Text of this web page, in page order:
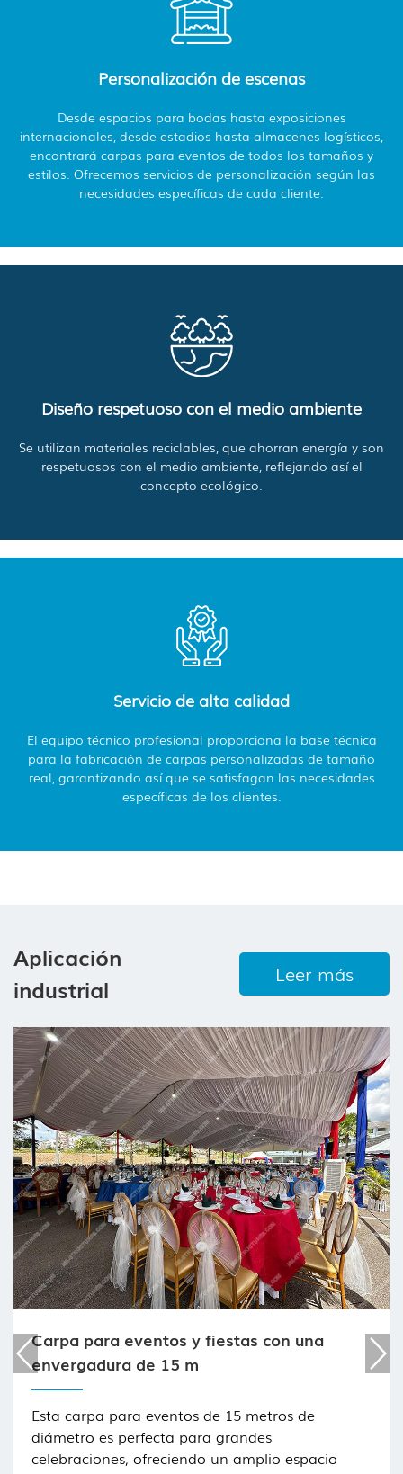
Personalización de escenas
Desde espacios para bodas hasta exposiciones
internacionales, desde estadios hasta almacenes logísticos,
encontrará carpas para eventos de todos los tamaños y
estilos. Ofrecemos servicios de personalización según las
necesidades específicas de cada cliente.
Diseño respetuoso con el medio ambiente
Se utilizan materiales reciclables, que ahorran energía y son
respetuosos con el medio ambiente, reflejando así el
concepto ecológico.
Servicio de alta calidad
El equipo técnico profesional proporciona la base técnica
para la fabricación de carpas personalizadas de tamaño
real, garantizando así que se satisfagan las necesidades
específicas de los clientes.
Aplicación
industrial
Leer más
Carpa para eventos y fiestas con una
envergadura de 15 m
Esta carpa para eventos de 15 metros de
diámetro es perfecta para grandes
celebraciones, ofreciendo un amplio espacio